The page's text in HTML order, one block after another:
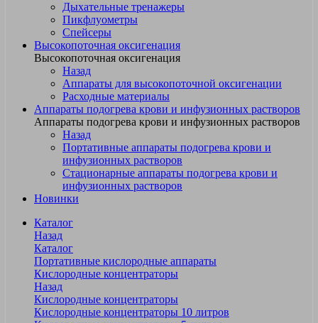
Дыхательные тренажеры
Пикфлуометры
Спейсеры
Высокопоточная оксигенация
Высокопоточная оксигенация
Назад
Аппараты для высокопоточной оксигенации
Расходные материалы
Аппараты подогрева крови и инфузионных растворов
Аппараты подогрева крови и инфузионных растворов
Назад
Портативные аппараты подогрева крови и
инфузионных растворов
Стационарные аппараты подогрева крови и
инфузионных растворов
Новинки
Каталог
Назад
Каталог
Портативные кислородные аппараты
Кислородные концентраторы
Назад
Кислородные концентраторы
Кислородные концентраторы 10 литров